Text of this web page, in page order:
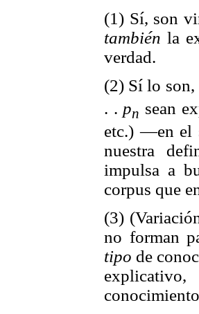
(1) Sí, son
también la
verdad.
(2) Sí lo
. . pn sean
etc.) —en el
nuestra
impulsa a
corpus que
(3)
no forman
tipo de